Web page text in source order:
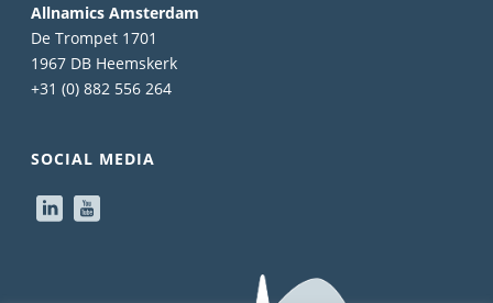
Allnamics Amsterdam
De Trompet 1701
1967 DB Heemskerk
+31 (0) 882 556 264
SOCIAL MEDIA